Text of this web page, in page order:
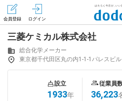
会員登録 ログイン
会員登録（無料）
はじめ
三菱ケミカル株式会社
総合化学メーカー
東京都千代田区丸の内1-1-1パレスビル
設立
1933年
従業員
36,223